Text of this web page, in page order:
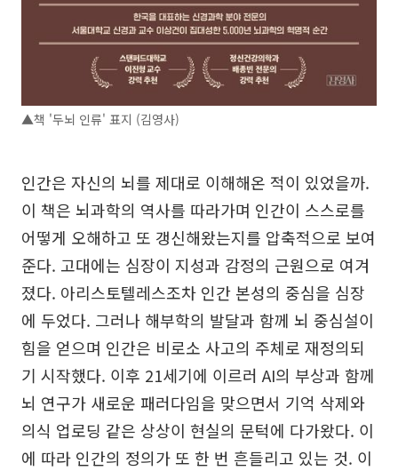
▲책 '두뇌 인류' 표지 (김영사)
인간은 자신의 뇌를 제대로 이해해온 적이 있었을까.
이 책은 뇌과학의 역사를 따라가며 인간이 스스로를
어떻게 오해하고 또 갱신해왔는지를 압축적으로 보여
준다. 고대에는 심장이 지성과 감정의 근원으로 여겨
졌다. 아리스토텔레스조차 인간 본성의 중심을 심장
에 두었다. 그러나 해부학의 발달과 함께 뇌 중심설이
힘을 얻으며 인간은 비로소 사고의 주체로 재정의되
기 시작했다. 이후 21세기에 이르러 AI의 부상과 함께
뇌 연구가 새로운 패러다임을 맞으면서 기억 삭제와
의식 업로딩 같은 상상이 현실의 문턱에 다가왔다. 이
에 따라 인간의 정의가 또 한 번 흔들리고 있는 것. 이